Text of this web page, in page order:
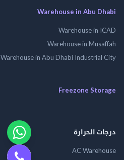
Warehouse in Abu Dhabi
Warehouse in ICAD
Warehouse in Musaffah
Warehouse in Abu Dhabi Industrial City
Freezone Storage
درجات الحرارة
AC Warehouse